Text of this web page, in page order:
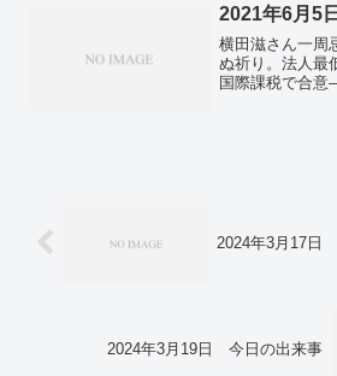
発...
2021年6月5日
横田滋さん一
ぬ祈り。法人最
国際課税で合意
2024年3月17日
2024年3月19日 今日の出来事